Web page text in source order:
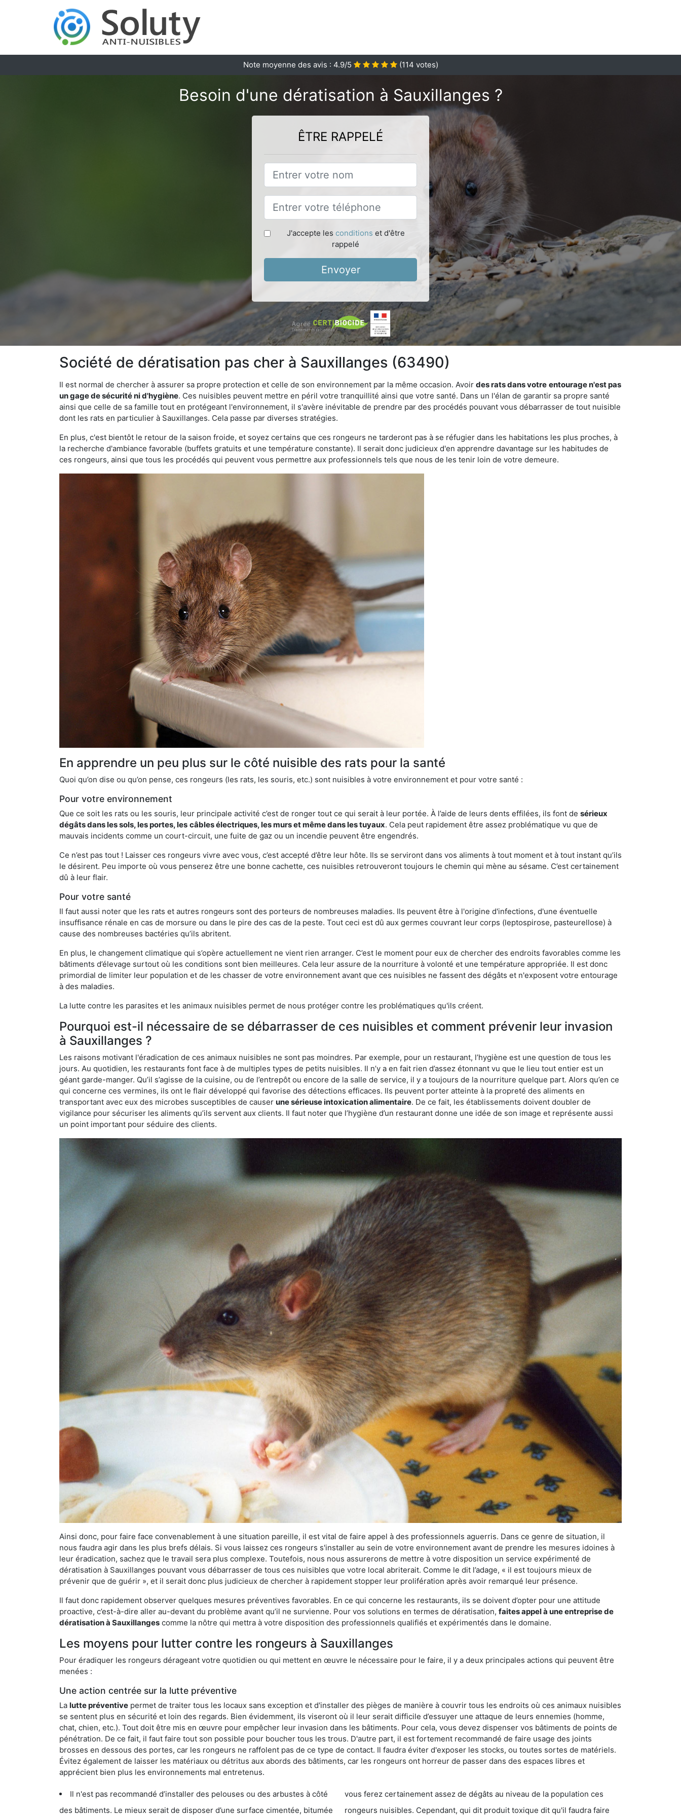
Note moyenne des avis : 4.9/5 (114 votes)
Besoin d'une dératisation à Sauxillanges ?
ÊTRE RAPPELÉ
J'accepte les conditions et d'être
rappelé
Envoyer
Société de dératisation pas cher à Sauxillanges (63490)
Il est normal de chercher à assurer sa propre protection et celle de son environnement par la même occasion. Avoir des rats dans votre entourage n'est pas
un gage de sécurité ni d'hygiène. Ces nuisibles peuvent mettre en péril votre tranquillité ainsi que votre santé. Dans un l'élan de garantir sa propre santé
ainsi que celle de sa famille tout en protégeant l'environnement, il s'avère inévitable de prendre par des procédés pouvant vous débarrasser de tout nuisible
dont les rats en particulier à Sauxillanges. Cela passe par diverses stratégies.
En plus, c'est bientôt le retour de la saison froide, et soyez certains que ces rongeurs ne tarderont pas à se réfugier dans les habitations les plus proches, à
la recherche d'ambiance favorable (buffets gratuits et une température constante). Il serait donc judicieux d'en apprendre davantage sur les habitudes de
ces rongeurs, ainsi que tous les procédés qui peuvent vous permettre aux professionnels tels que nous de les tenir loin de votre demeure.
En apprendre un peu plus sur le côté nuisible des rats pour la santé
Quoi qu’on dise ou qu’on pense, ces rongeurs (les rats, les souris, etc.) sont nuisibles à votre environnement et pour votre santé :
Pour votre environnement
Que ce soit les rats ou les souris, leur principale activité c’est de ronger tout ce qui serait à leur portée. À l’aide de leurs dents effilées, ils font de sérieux
dégâts dans les sols, les portes, les câbles électriques, les murs et même dans les tuyaux. Cela peut rapidement être assez problématique vu que de
mauvais incidents comme un court-circuit, une fuite de gaz ou un incendie peuvent être engendrés.
Ce n’est pas tout ! Laisser ces rongeurs vivre avec vous, c’est accepté d’être leur hôte. Ils se serviront dans vos aliments à tout moment et à tout instant qu’ils
le désirent. Peu importe où vous penserez être une bonne cachette, ces nuisibles retrouveront toujours le chemin qui mène au sésame. C’est certainement
dû à leur flair.
Pour votre santé
Il faut aussi noter que les rats et autres rongeurs sont des porteurs de nombreuses maladies. Ils peuvent être à l'origine d'infections, d'une éventuelle
insuffisance rénale en cas de morsure ou dans le pire des cas de la peste. Tout ceci est dû aux germes couvrant leur corps (leptospirose, pasteurellose) à
cause des nombreuses bactéries qu’ils abritent.
En plus, le changement climatique qui s’opère actuellement ne vient rien arranger. C’est le moment pour eux de chercher des endroits favorables comme les
bâtiments d’élevage surtout où les conditions sont bien meilleures. Cela leur assure de la nourriture à volonté et une température appropriée. Il est donc
primordial de limiter leur population et de les chasser de votre environnement avant que ces nuisibles ne fassent des dégâts et n'exposent votre entourage
à des maladies.
La lutte contre les parasites et les animaux nuisibles permet de nous protéger contre les problématiques qu'ils créent.
Pourquoi est-il nécessaire de se débarrasser de ces nuisibles et comment prévenir leur invasion
à Sauxillanges ?
Les raisons motivant l'éradication de ces animaux nuisibles ne sont pas moindres. Par exemple, pour un restaurant, l’hygiène est une question de tous les
jours. Au quotidien, les restaurants font face à de multiples types de petits nuisibles. Il n’y a en fait rien d’assez étonnant vu que le lieu tout entier est un
géant garde-manger. Qu’il s’agisse de la cuisine, ou de l’entrepôt ou encore de la salle de service, il y a toujours de la nourriture quelque part. Alors qu’en ce
qui concerne ces vermines, ils ont le flair développé qui favorise des détections efficaces. Ils peuvent porter atteinte à la propreté des aliments en
transportant avec eux des microbes susceptibles de causer une sérieuse intoxication alimentaire. De ce fait, les établissements doivent doubler de
vigilance pour sécuriser les aliments qu’ils servent aux clients. Il faut noter que l’hygiène d’un restaurant donne une idée de son image et représente aussi
un point important pour séduire des clients.
Ainsi donc, pour faire face convenablement à une situation pareille, il est vital de faire appel à des professionnels aguerris. Dans ce genre de situation, il
nous faudra agir dans les plus brefs délais. Si vous laissez ces rongeurs s'installer au sein de votre environnement avant de prendre les mesures idoines à
leur éradication, sachez que le travail sera plus complexe. Toutefois, nous nous assurerons de mettre à votre disposition un service expérimenté de
dératisation à Sauxillanges pouvant vous débarrasser de tous ces nuisibles que votre local abriterait. Comme le dit l’adage, « il est toujours mieux de
prévenir que de guérir », et il serait donc plus judicieux de chercher à rapidement stopper leur prolifération après avoir remarqué leur présence.
Il faut donc rapidement observer quelques mesures préventives favorables. En ce qui concerne les restaurants, ils se doivent d’opter pour une attitude
proactive, c’est-à-dire aller au-devant du problème avant qu’il ne survienne. Pour vos solutions en termes de dératisation, faites appel à une entreprise de
dératisation à Sauxillanges comme la nôtre qui mettra à votre disposition des professionnels qualifiés et expérimentés dans le domaine.
Les moyens pour lutter contre les rongeurs à Sauxillanges
Pour éradiquer les rongeurs dérageant votre quotidien ou qui mettent en œuvre le nécessaire pour le faire, il y a deux principales actions qui peuvent être
menées :
Une action centrée sur la lutte préventive
La lutte préventive permet de traiter tous les locaux sans exception et d'installer des pièges de manière à couvrir tous les endroits où ces animaux nuisibles
se sentent plus en sécurité et loin des regards. Bien évidemment, ils viseront où il leur serait difficile d’essuyer une attaque de leurs ennemies (homme,
chat, chien, etc.). Tout doit être mis en œuvre pour empêcher leur invasion dans les bâtiments. Pour cela, vous devez dispenser vos bâtiments de points de
pénétration. De ce fait, il faut faire tout son possible pour boucher tous les trous. D'autre part, il est fortement recommandé de faire usage des joints
brosses en dessous des portes, car les rongeurs ne raffolent pas de ce type de contact. Il faudra éviter d'exposer les stocks, ou toutes sortes de matériels.
Évitez également de laisser les matériaux ou détritus aux abords des bâtiments, car les rongeurs ont horreur de passer dans des espaces libres et
apprécient bien plus les environnements mal entretenus.
Il n'est pas recommandé d’installer des pelouses ou des arbustes à côté
des bâtiments. Le mieux serait de disposer d’une surface cimentée, bitumée
vous ferez certainement assez de dégâts au niveau de la population ces
rongeurs nuisibles. Cependant, qui dit produit toxique dit qu'il faudra faire